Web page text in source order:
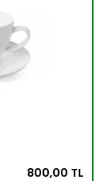
800,00 TL